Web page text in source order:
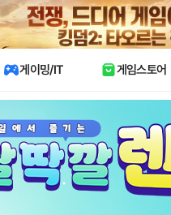
게이밍/IT 게임스토어